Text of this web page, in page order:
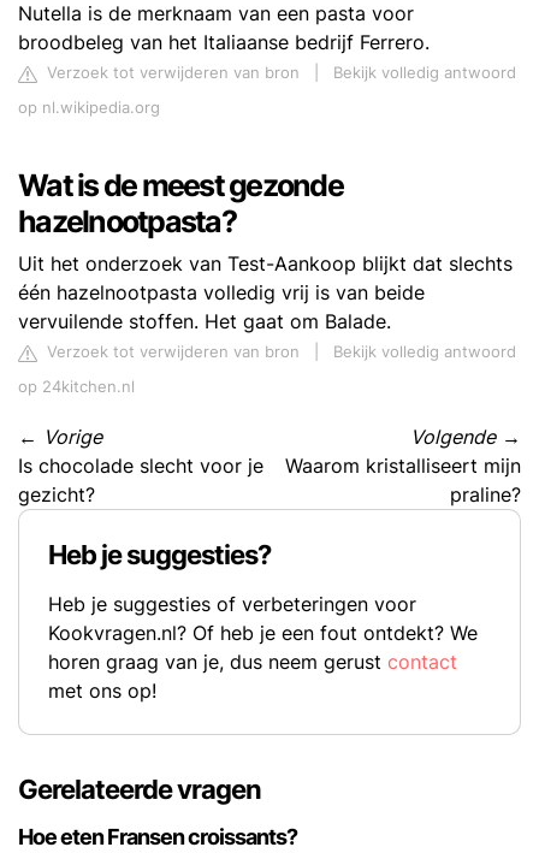
Nutella is de merknaam van een pasta voor
broodbeleg van het Italiaanse bedrijf Ferrero.
Verzoek tot verwijderen van bron
Bekijk volledig antwoord
op nl.wikipedia.org
Wat is de meest gezonde
hazelnootpasta?
Uit het onderzoek van Test-Aankoop blijkt dat slechts
één hazelnootpasta volledig vrij is van beide
vervuilende stoffen. Het gaat om Balade.
Verzoek tot verwijderen van bron
Bekijk volledig antwoord
op 24kitchen.nl
← Vorige
Is chocolade slecht voor je
gezicht?
Volgende→
Waarom kristalliseert mijn
praline?
Heb je suggesties?
Heb je suggesties of verbeteringen voor
Kookvragen.nl? Of heb je een fout ontdekt? We
horen graag van je, dus neem gerust contact
met ons op!
Gerelateerde vragen
Hoe eten Fransen croissants?